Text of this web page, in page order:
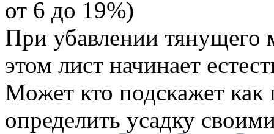
от 6 до 19%)
При убавлении
этом лист начинает
Может кто подскажет
определить усадку